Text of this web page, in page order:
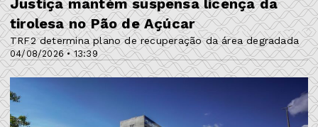
04/08/2026 • 13:39
Justiça mantém suspensa licença da
tirolesa no Pão de Açúcar
TRF2 determina plano de recuperação da área degradada